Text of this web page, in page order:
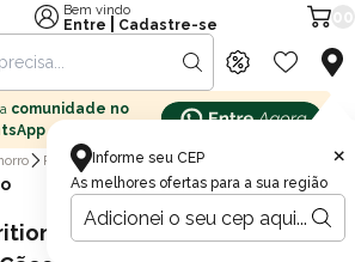
Informe seu CEP
As melhores ofertas para a sua região
×
Bem vindo
Entre
Cadastre-se
comunidade no
Petisco para cachorro
Vie Sabor Banana, Mel e